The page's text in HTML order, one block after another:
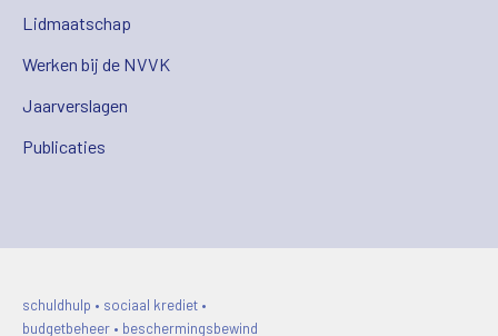
Lidmaatschap
Werken bij de NVVK
Jaarverslagen
Publicaties
schuldhulp • sociaal krediet •
budgetbeheer • beschermingsbewind